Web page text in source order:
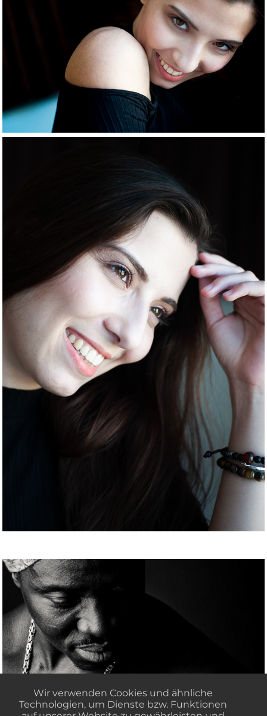
Portrait Mohammed Bittaye SW
↑ Back to Top
Wir verwenden Cookies und ähnliche
Technologien, um Dienste bzw. Funktionen